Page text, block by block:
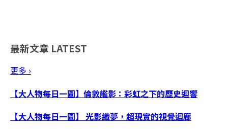
最新文章 LATEST
更多 ›
【大人物每日一圖】倫敦艦影：彩虹之下的歷史迴響
【大人物每日一圖】 光影織夢，超現實的視覺迴廊